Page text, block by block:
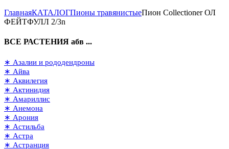
ГлавнаяКАТАЛОГПионы травянистыеПион Collectioner ОЛ
ФЕЙТФУЛЛ 2/3n
ВСЕ РАСТЕНИЯ абв ...
∗ Азалии и рододендроны
∗ Айва
∗ Аквилегия
∗ Актинидия
∗ Амариллис
∗ Анемона
∗ Арония
∗ Астильба
∗ Астра
∗ Астранция